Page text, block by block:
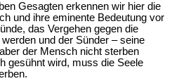
Gesagten erkennen wir hier die
und ihre eminente Bedeutung vor
das Vergehen gegen die
und der Sünder – seine
der Mensch nicht sterben
gesühnt wird, muss die Seele